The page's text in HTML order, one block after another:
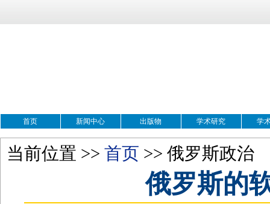
首页 新闻中心 出版物 学术研究 学
当前位置 >> 首页 >> 俄罗斯政治
俄罗斯的